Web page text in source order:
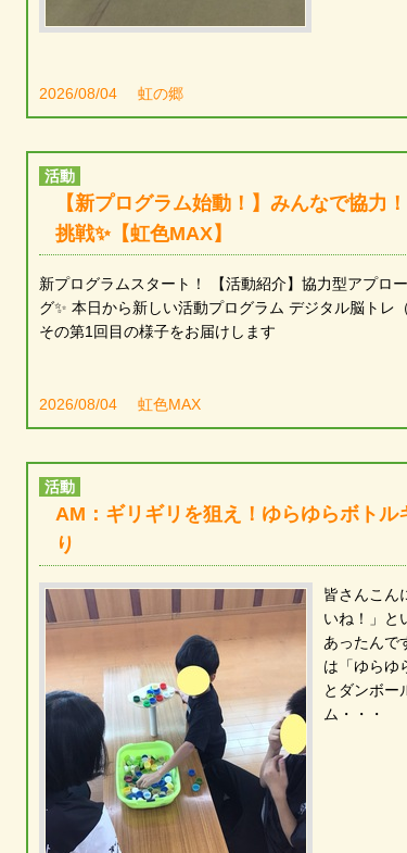
2026/08/04 虹の郷
活動
【新プログラム始動！】みんなで協力
挑戦✨【虹色MAX】
新プログラムスタート！ 【活動紹介】協力型アプロ
グ✨ 本日から新しい活動プログラム デジタル脳ト
その第1回目の様子をお届けします
2026/08/04 虹色MAX
活動
AM：ギリギリを狙え！ゆらゆらボト
り
皆さんこん
いね！」と
あったんで
は「ゆらゆ
とダンボー
ム・・・